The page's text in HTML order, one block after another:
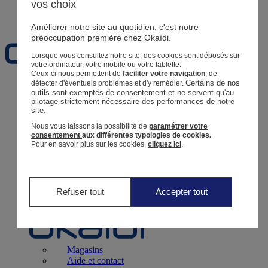
Naissance0 - 12 mois
Magasins
Retour
Bébé Fille3 mois - 5 ans
Magasins
Aide et contact
vos choix
Améliorer notre site au quotidien, c'est notre
préoccupation première chez Okaïdi.
Lorsque vous consultez notre site, des cookies sont déposés sur
votre ordinateur, votre mobile ou votre tablette.
Ceux-ci nous permettent defaciliter votre navigation , de
détecter d'éventuels problèmes et d'y remédier.Certains de nos
outils sont exemptés de consentement et ne servent qu'au
pilotage strictement nécessaire des performances de notre
site.
Nous vous laissons la possibilité deparamétrer votre
consentementaux différentes typologies de cookies.
Pour en savoir plus sur les cookies,cliquez ici
Refuser tout Accepter tout